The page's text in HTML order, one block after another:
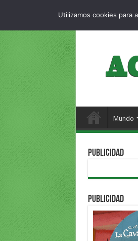
Mundo
PUBLICIDAD
PUBLICIDAD
Utilizamos cookies para